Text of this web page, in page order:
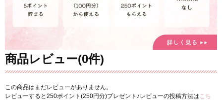
商品レビュー(0件)
この商品はまだレビューがありません。
レビューすると250ポイント(250円分)プレゼント♪レビューの投稿方法は こち